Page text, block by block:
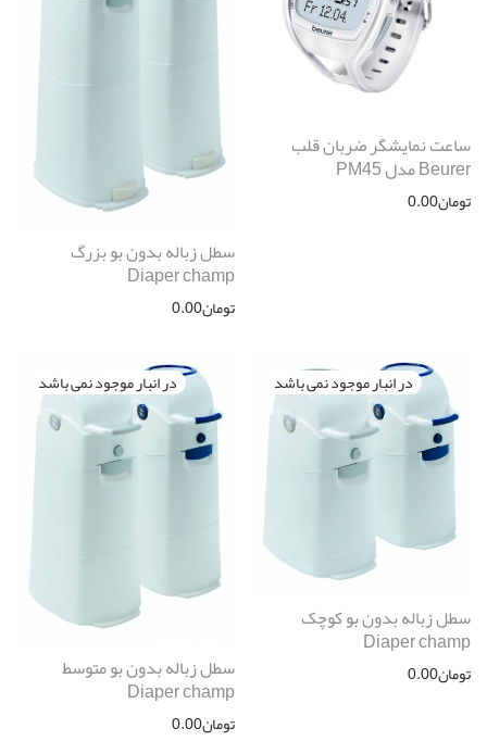
ساعت نمایشگر ضربان قلب
Beurer مدل PM45
تومان0.00
سطل زباله بدون بو بزرگ
Diaper champ
تومان0.00
سطل زباله بدون بو کوچک
Diaper champ
تومان0.00 سطل زباله بدون بو متوسط
Diaper champ
تومان0.00